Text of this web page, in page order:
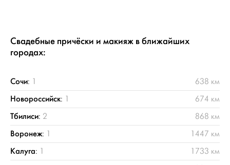
Свадебные причёски и макияж в ближайших
городах:
Сочи: 1 638 км
Новороссийск: 1 674 км
Тбилиси: 2 868 км
Воронеж: 1 1447 км
Калуга: 1 1733 км